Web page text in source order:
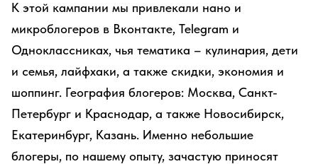
К этой кампании мы привлекали нано и
микроблогеров в Вконтакте, Telegram и
Одноклассниках, чья тематика – кулинария, дети
и семья, лайфхаки, а также скидки, экономия и
шоппинг. География блогеров: Москва, Санкт-
Петербург и Краснодар, а также Новосибирск,
Екатеринбург, Казань. Именно небольшие
блогеры, по нашему опыту, зачастую приносят